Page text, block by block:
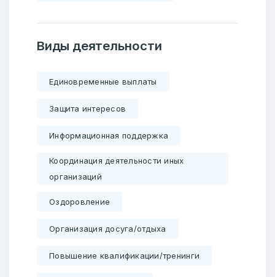
Виды деятельности
Единовременные выплаты
Защита интересов
Информационная поддержка
Координация деятельности иных
организаций
Оздоровление
Организация досуга/отдыха
Повышение квалификации/тренинги